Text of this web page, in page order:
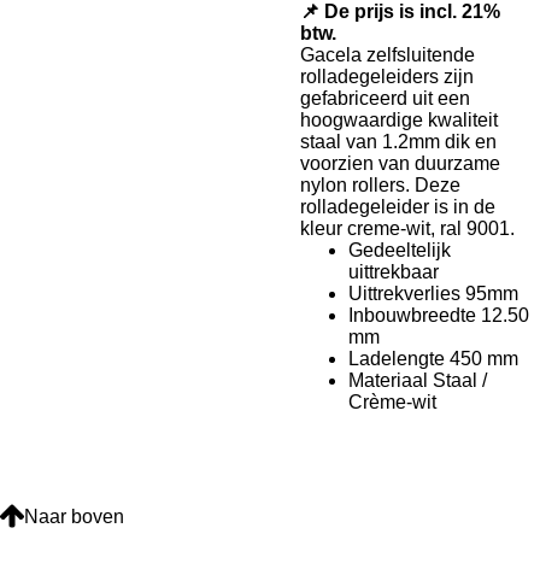
📌 De prijs is incl. 21%
btw.
Gacela zelfsluitende
rolladegeleiders zijn
gefabriceerd uit een
hoogwaardige kwaliteit
staal van 1.2mm dik en
voorzien van duurzame
nylon rollers. Deze
rolladegeleider is in de
kleur creme-wit, ral 9001.
Gedeeltelijk
uittrekbaar
Uittrekverlies 95mm
Inbouwbreedte 12.50
mm
Ladelengte 450 mm
Materiaal Staal /
Crème-wit
Naar boven